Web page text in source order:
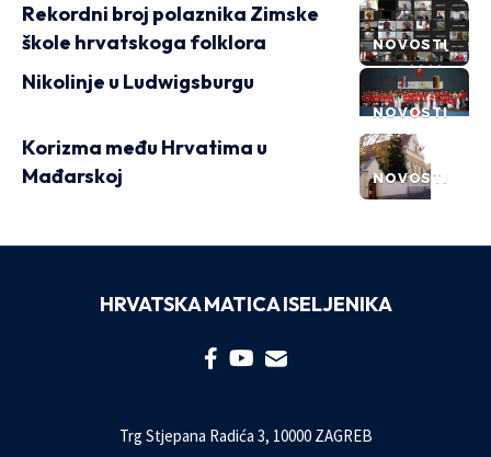
NOVOSTI
Rekordni broj polaznika Zimske
škole hrvatskoga folklora
NOVOSTI
Nikolinje u Ludwigsburgu
NOVOSTI
Korizma među Hrvatima u
Mađarskoj
HRVATSKA MATICA ISELJENIKA
Trg Stjepana Radića 3, 10000 ZAGREB